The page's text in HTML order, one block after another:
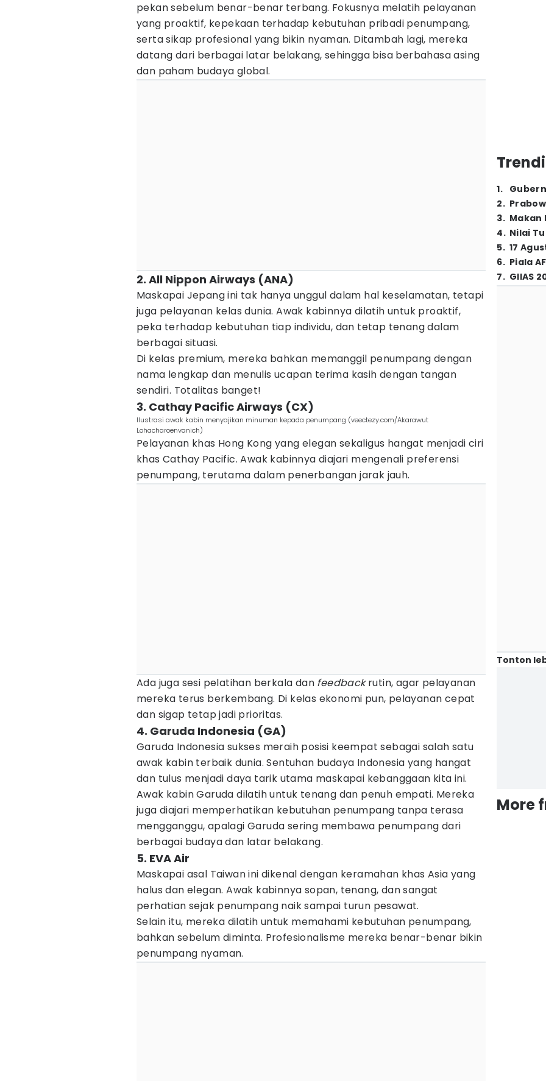
pekan sebelum benar-benar terbang. Fokusnya melatih pelayanan
yang proaktif, kepekaan terhadap kebutuhan pribadi penumpang,
serta sikap profesional yang bikin nyaman. Ditambah lagi, mereka
datang dari berbagai latar belakang, sehingga bisa berbahasa asing
dan paham budaya global.
2. All Nippon Airways (ANA)
Maskapai Jepang ini tak hanya unggul dalam hal keselamatan, tetapi
juga pelayanan kelas dunia. Awak kabinnya dilatih untuk proaktif,
peka terhadap kebutuhan tiap individu, dan tetap tenang dalam
berbagai situasi.
Di kelas premium, mereka bahkan memanggil penumpang dengan
nama lengkap dan menulis ucapan terima kasih dengan tangan
sendiri. Totalitas banget!
3. Cathay Pacific Airways (CX)
Ilustrasi awak kabin menyajikan minuman kepada penumpang (veectezy.com/Akarawut
Lohacharoenvanich)
Pelayanan khas Hong Kong yang elegan sekaligus hangat menjadi ciri
khas Cathay Pacific. Awak kabinnya diajari mengenali preferensi
penumpang, terutama dalam penerbangan jarak jauh.
Ada juga sesi pelatihan berkala dan feedbackrutin, agar pelayanan
mereka terus berkembang. Di kelas ekonomi pun, pelayanan cepat
dan sigap tetap jadi prioritas.
4. Garuda Indonesia (GA)
Garuda Indonesia sukses meraih posisi keempat sebagai salah satu
awak kabin terbaik dunia. Sentuhan budaya Indonesia yang hangat
dan tulus menjadi daya tarik utama maskapai kebanggaan kita ini.
Awak kabin Garuda dilatih untuk tenang dan penuh empati. Mereka
juga diajari memperhatikan kebutuhan penumpang tanpa terasa
mengganggu, apalagi Garuda sering membawa penumpang dari
berbagai budaya dan latar belakang.
5. EVA Air
Maskapai asal Taiwan ini dikenal dengan keramahan khas Asia yang
halus dan elegan. Awak kabinnya sopan, tenang, dan sangat
perhatian sejak penumpang naik sampai turun pesawat.
Selain itu, mereka dilatih untuk memahami kebutuhan penumpang,
bahkan sebelum diminta. Profesionalisme mereka benar-benar bikin
penumpang nyaman.
1.
2.
3. Makan
4. Nilai
5. 17
6. Piala
7. GIIAS
Tonton
More